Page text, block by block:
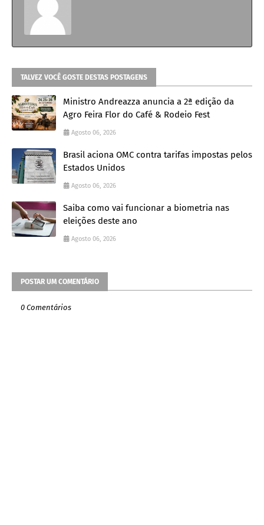
TALVEZ VOCÊ GOSTE DESTAS POSTAGENS
Ministro Andreazza anuncia a 2ª edição da
Agro Feira Flor do Café & Rodeio Fest
Agosto 06, 2026
Brasil aciona OMC contra tarifas impostas pelos
Estados Unidos
Agosto 06, 2026
Saiba como vai funcionar a biometria nas
eleições deste ano
Agosto 06, 2026
POSTAR UM COMENTÁRIO
0 Comentários